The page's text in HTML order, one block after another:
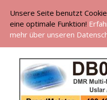
Unsere Seite benutzt
eine optimale Funktion!
mehr über unseren